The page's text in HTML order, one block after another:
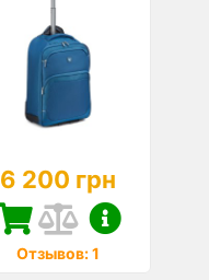
6 200 грн
Отзывов: 1